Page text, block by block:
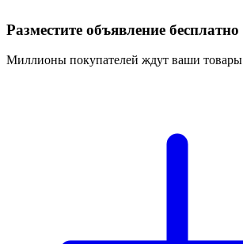
Разместите объявление бесплатно
Миллионы покупателей ждут ваши товары